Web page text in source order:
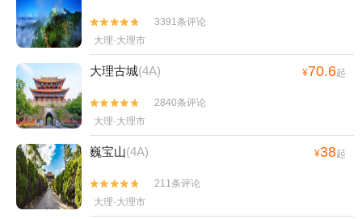


3391条评论
大理·大理市
大理古城(4A) ¥70.6起


2840条评论
大理·大理市
巍宝山(4A) ¥38起


211条评论
大理·大理市